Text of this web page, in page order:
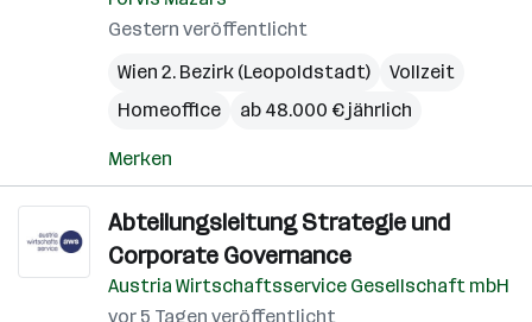
Gestern veröffentlicht
Wien 2. Bezirk (Leopoldstadt)
Vollzeit
Homeoffice
ab 48.000 € jährlich
Merken
Abteilungsleitung Strategie und
Corporate Governance
Austria Wirtschaftsservice Gesellschaft mbH
vor 5 Tagen veröffentlicht